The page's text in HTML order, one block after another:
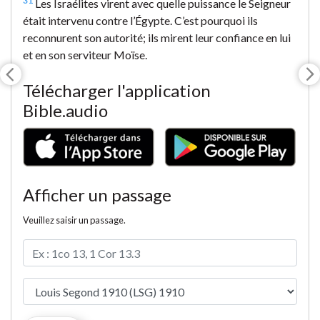
Les Israélites virent avec quelle puissance le Seigneur
était intervenu contre l’Égypte. C’est pourquoi ils
reconnurent son autorité; ils mirent leur confiance en lui
et en son serviteur Moïse.
Télécharger l'application
Bible.audio
Afficher un passage
Veuillez saisir un passage.